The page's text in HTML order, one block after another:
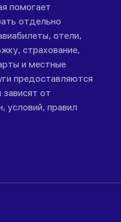
помогает
отдельно
отели,
страхование,
и местные
предоставляются
от
условий, правил